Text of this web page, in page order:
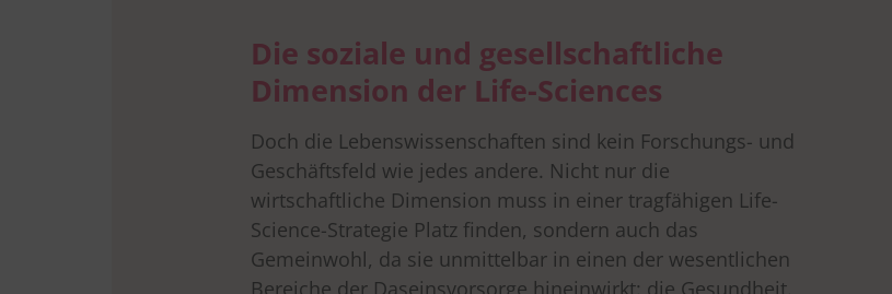
Die soziale und gesellschaftliche
Dimension der Life-Sciences
Doch die Lebenswissenschaften sind kein Forschungs- und
Geschäftsfeld wie jedes andere. Nicht nur die
wirtschaftliche Dimension muss in einer tragfähigen Life-
Science-Strategie Platz finden, sondern auch das
Gemeinwohl, da sie unmittelbar in einen der wesentlichen
Bereiche der Daseinsvorsorge hineinwirkt: die Gesundheit.